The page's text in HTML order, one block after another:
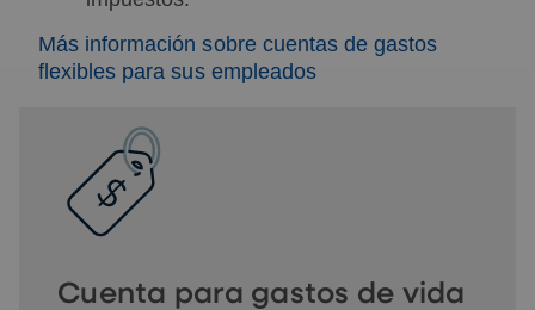
Más información sobre cuentas de gastos
flexibles para sus empleados
Cuenta para gastos de vida